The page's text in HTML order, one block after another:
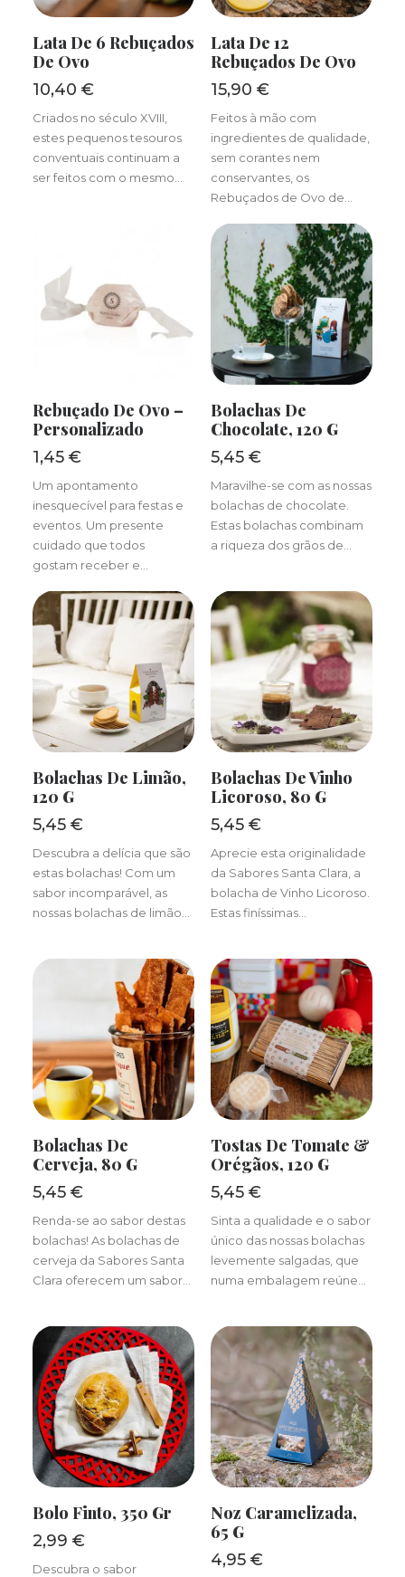
ADICIONAR
Lata De 6 Rebuçados
De Ovo
10,40 €
Criados no século XVIII,
estes pequenos tesouros
conventuais continuam a
ser feitos com o mesmo…
Lata De 12
Rebuçados De Ovo
15,90 €
Feitos à mão com
ingredientes de qualidade,
sem corantes nem
conservantes, os
Rebuçados de Ovo de…
ADICIONAR
Rebuçado De Ovo –
Personalizado
1,45 €
Um apontamento
inesquecível para festas e
eventos. Um presente
cuidado que todos
gostam receber e…
ADICIONAR
Bolachas De
Chocolate, 120 G
5,45 €
Maravilhe-se com as nossas
bolachas de chocolate.
Estas bolachas combinam
a riqueza dos grãos de…
ADICIONAR
Bolachas De Limão,
120 G
5,45 €
Descubra a delícia que são
estas bolachas! Com um
sabor incomparável, as
nossas bolachas de limão…
ADICIONAR
Bolachas De Vinho
Licoroso, 80 G
5,45 €
Aprecie esta originalidade
da Sabores Santa Clara, a
bolacha de Vinho Licoroso.
Estas finíssimas…
ADICIONAR
Bolachas De
Cerveja, 80 G
5,45 €
Renda-se ao sabor destas
bolachas! As bolachas de
cerveja da Sabores Santa
Clara oferecem um sabor…
ADICIONAR
Tostas De Tomate &
Orégãos, 120 G
5,45 €
Sinta a qualidade e o sabor
único das nossas bolachas
levemente salgadas, que
numa embalagem reúne…
ADICIONAR
Bolo Finto, 350 Gr
2,99 €
Descubra o sabor
ADICIONAR
Noz Caramelizada,
65 G
4,95 €